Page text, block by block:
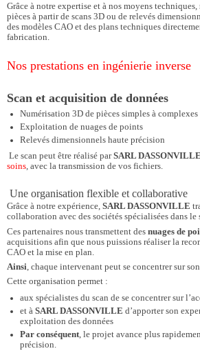
Grâce à notre expertise et à nos moyens
pièces à partir de scans 3D ou de relevés
des modèles CAO et des plans techniques
fabrication.
Nos prestations en ingénierie inverse
Scan et acquisition de données
Numérisation 3D de pièces simples à complexes
Exploitation de nuages de points
Relevés dimensionnels haute précision
Le scan peut être réalisé parSARL DASSONVILLE
soins, avec la transmission de vos fichiers.
Une organisation flexible et collaborative
Grâce à notre expérience, SARL DASSONVILLE
collaboration avec des sociétés spécialisées dans le
Ces partenaires nous transmettent des nuages de
acquisitions afin que nous puissions réaliser la
CAO et la mise en plan.
Ainsi, chaque intervenant peut se concentrer sur
Cette organisation permet :
aux spécialistes du scan de se concentrer sur
et à SARL DASSONVILLE d’apporter son
exploitation des données
Par conséquent, le projet avance plus
précision.